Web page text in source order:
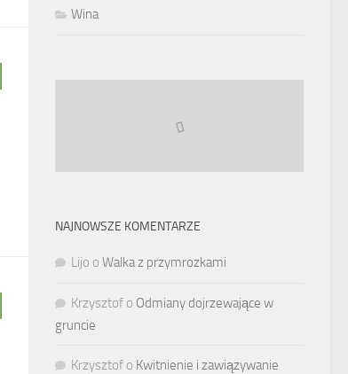
Wina
NAJNOWSZE KOMENTARZE
Lijo o Walka z przymrozkami
Krzysztof o Odmiany dojrzewające w
gruncie
Krzysztof o Kwitnienie i zawiązywanie